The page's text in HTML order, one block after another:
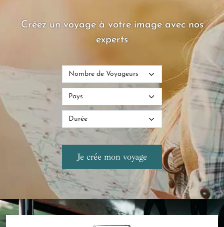
Créez un voyage à votre image avec nos
experts